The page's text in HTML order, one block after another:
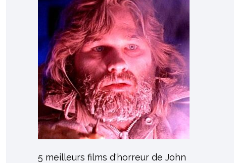
5 meilleurs films d'horreur de John